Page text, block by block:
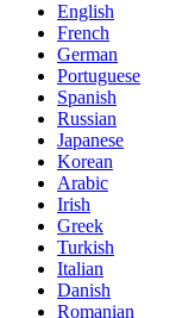
English
French
German
Portuguese
Spanish
Russian
Japanese
Korean
Arabic
Irish
Greek
Turkish
Italian
Danish
Romanian